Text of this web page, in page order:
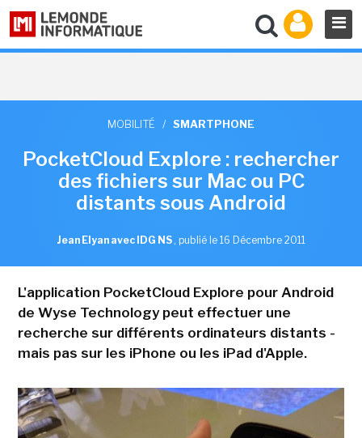
MOBILITÉ / SMARTPHONE
PocketCloud Explore : rechercher
des fichiers sur Mac ou PC
distants sous Android
Jean Elyan avec IDG NS , publié le 16 Décembre 2011
L'application PocketCloud Explore pour Android
de Wyse Technology peut effectuer une
recherche sur différents ordinateurs distants -
mais pas sur les iPhone ou les iPad d'Apple.